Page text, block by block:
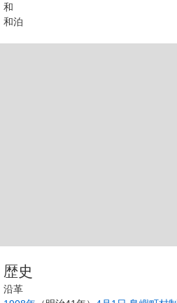
和
和泊
歴史
沿革